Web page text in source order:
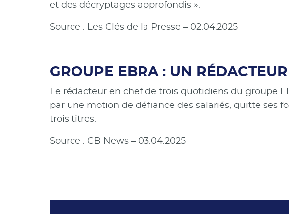
et des décryptages approfondis ».
Source : Les Clés de la Presse – 02.04.2025
GROUPE EBRA : UN
Le rédacteur en chef de trois quotidiens du groupe
par une motion de défiance des salariés, quitte ses
trois titres.
Source : CB News – 03.04.2025